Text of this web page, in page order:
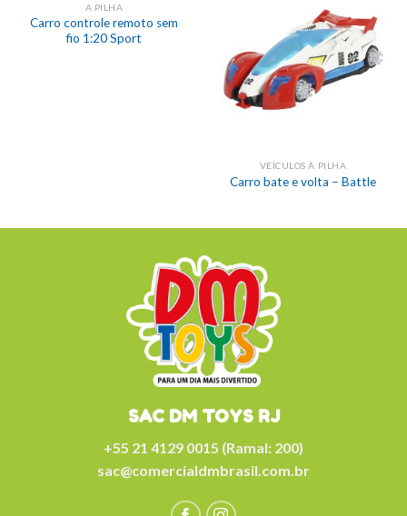
A PILHA
Carro controle remoto sem
fio 1:20 Sport
VEÍCULOS À PILHA
Carro bate e volta – Battle
SAC DM TOYS RJ
+55 21 4129 0015 (Ramal: 200)
sac@comercialdmbrasil.com.br